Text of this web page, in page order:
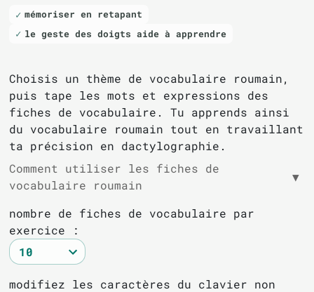
mémoriser en retapant
le geste des doigts aide à apprendre
Choisis un thème de vocabulaire roumain,
puis tape les mots et expressions des
fiches de vocabulaire. Tu apprends ainsi
du vocabulaire roumain tout en travaillant
ta précision en dactylographie.
Comment utiliser les fiches de
vocabulaire roumain
▼
nombre de fiches de vocabulaire par
exercice :
modifiez les caractères du clavier non